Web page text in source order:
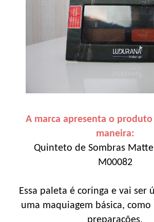
A marca apresenta o
maneira:
Quinteto de Sombras
M00082
Essa paleta é coringa e vai ser
uma maquiagem básica, como
preparações.